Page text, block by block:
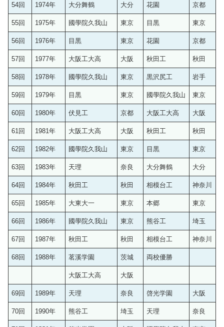
54回 1974年 大分舞鶴 大分 花園 京都
55回 1975年 國學院久我山 東京 目黒 東京
56回 1976年 目黒 東京 花園 京都
57回 1977年 大阪工大高 大阪 秋田工 秋田
58回 1978年 國學院久我山 東京 黒沢尻工 岩手
59回 1979年 目黒 東京 國學院久我山 東京
60回 1980年 伏見工 京都 大阪工大高 大阪
61回 1981年 大阪工大高 大阪 秋田工 秋田
62回 1982年 國學院久我山 東京 目黒 東京
63回 1983年 天理 奈良 大分舞鶴 大分
64回 1984年 秋田工 秋田 相模台工 神奈川
65回 1985年 大東大一 東京 本郷 東京
66回 1986年 國學院久我山 東京 熊谷工 埼玉
67回 1987年 秋田工 秋田 相模台工 神奈川
68回 1988年 茗溪学園 茨城 両校優勝
大阪工大高 大阪
69回 1989年 天理 奈良 啓光学園 大阪
70回 1990年 熊谷工 埼玉 天理 奈良